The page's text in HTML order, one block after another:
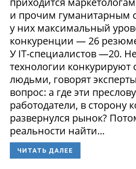
и прочим гуманитарным
у них максимальный
конкуренции — 26
У IT-специалистов —20.
технологии
людьми, говорят
вопрос: а где эти
работодатели, в сторону
развернулся рынок?
реальности найти...
ЧИТАТЬ ДАЛЕЕ